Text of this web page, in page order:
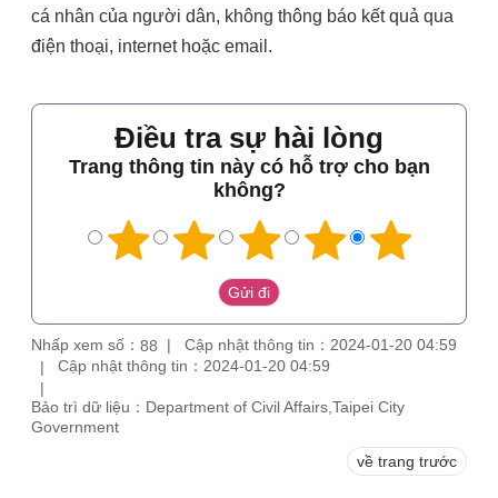
cá nhân của người dân, không thông báo kết quả qua
điện thoại, internet hoặc email.
Điều tra sự hài lòng
Trang thông tin này có hỗ trợ cho bạn
không?
Nhấp xem số： 88
Cập nhật thông tin：2024-01-20 04:59
Cập nhật thông tin：2024-01-20 04:59
Bảo trì dữ liệu：Department of Civil Affairs,Taipei City
Government
về trang trước